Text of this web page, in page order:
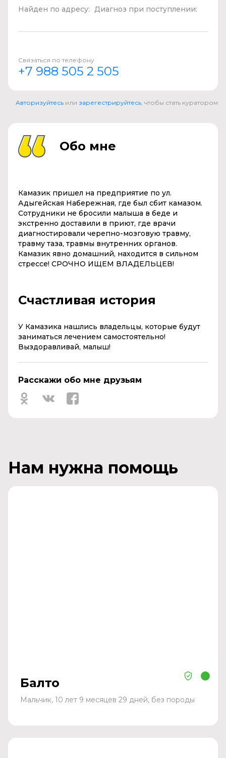
Найден по адресу:
Диагноз при поступлении:
Связаться по телефону
+7 988 505 2 505
Авторизуйтесь или зарегестрируйтесь , чтобы стать куратором
Обо мне
Камазик пришел на предприятие по ул.
Адыгейская Набережная, где был сбит камазом.
Сотрудники не бросили малыша в беде и
экстренно доставили в приют, где врачи
диагностировали черепно-мозговую травму,
травму таза, травмы внутренних органов.
Камазик явно домашний, находится в сильном
стрессе! СРОЧНО ИЩЕМ ВЛАДЕЛЬЦЕВ!
Счастливая история
У Камазика нашлись владельцы, которые будут
заниматься лечением самостоятельно!
Выздоравливай, малыш!
Расскажи обо мне друзьям
Нам нужна помощь
Балто
Мальчик, 10 лет 9 месяцев 29 дней, без породы